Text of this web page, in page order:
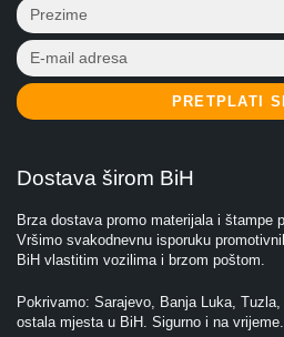
PRETPLATI
Dostava širom BiH
Brza dostava promo materijala i štampe
Vršimo svakodnevnu isporuku
BiH vlastitim vozilima i brzom poštom.
Pokrivamo: Sarajevo, Banja Luka,
ostala mjesta u BiH. Sigurno i na vrijeme.